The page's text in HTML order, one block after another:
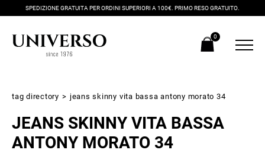
SPEDIZIONE GRATUITA PER ORDINI SUPERIORI A 100€. PRIMO RESO GRATUITO.
0
tag directory > jeans skinny vita bassa antony morato 34
JEANS SKINNY VITA BASSA
ANTONY MORATO 34